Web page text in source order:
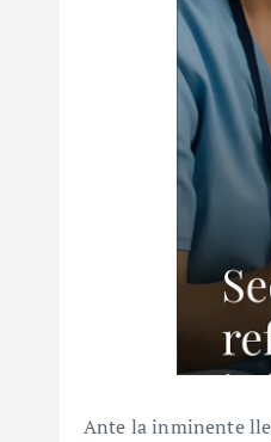
Ante la inminente